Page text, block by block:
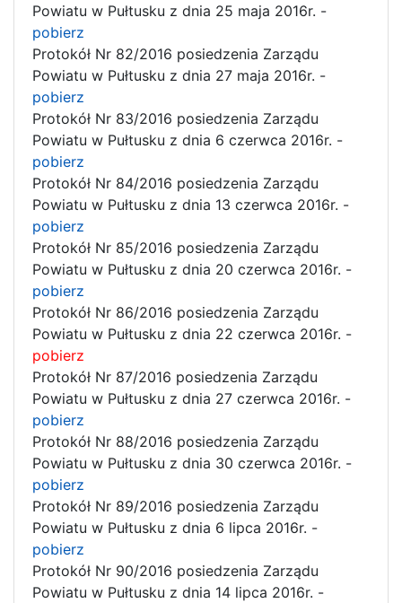
Powiatu w Pułtusku z dnia 25 maja 2016r. -
pobierz
Protokół Nr 82/2016 posiedzenia Zarządu
Powiatu w Pułtusku z dnia 27 maja 2016r. -
pobierz
Protokół Nr 83/2016 posiedzenia Zarządu
Powiatu w Pułtusku z dnia 6 czerwca 2016r. -
pobierz
Protokół Nr 84/2016 posiedzenia Zarządu
Powiatu w Pułtusku z dnia 13 czerwca 2016r. -
pobierz
Protokół Nr 85/2016 posiedzenia Zarządu
Powiatu w Pułtusku z dnia 20 czerwca 2016r. -
pobierz
Protokół Nr 86/2016 posiedzenia Zarządu
Powiatu w Pułtusku z dnia 22 czerwca 2016r. -
pobierz
Protokół Nr 87/2016 posiedzenia Zarządu
Powiatu w Pułtusku z dnia 27 czerwca 2016r. -
pobierz
Protokół Nr 88/2016 posiedzenia Zarządu
Powiatu w Pułtusku z dnia 30 czerwca 2016r. -
pobierz
Protokół Nr 89/2016 posiedzenia Zarządu
Powiatu w Pułtusku z dnia 6 lipca 2016r. -
pobierz
Protokół Nr 90/2016 posiedzenia Zarządu
Powiatu w Pułtusku z dnia 14 lipca 2016r. -